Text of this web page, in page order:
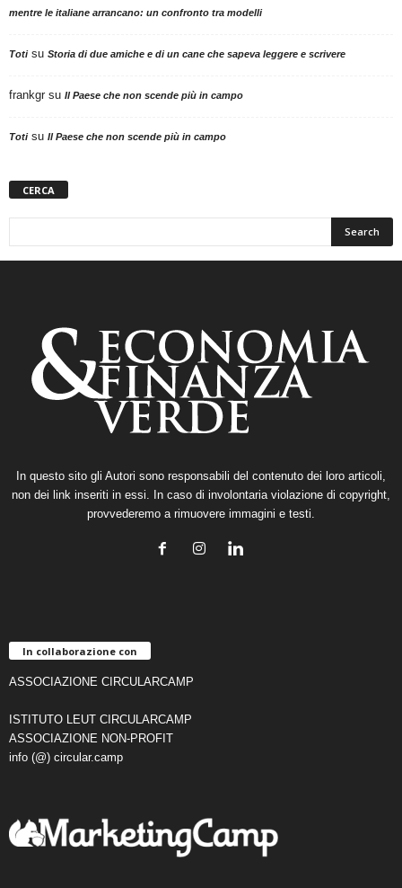
mentre le italiane arrancano: un confronto tra modelli
Totisu Storia di due amiche e di un cane che sapeva leggere e scrivere
frankgr su Il Paese che non scende più in campo
Totisu Il Paese che non scende più in campo
CERCA
In questo sito gli Autori sono responsabili del contenuto dei loro articoli,
non dei link inseriti in essi. In caso di involontaria violazione di copyright,
provvederemo a rimuovere immagini e testi.
In collaborazione con
ASSOCIAZIONE CIRCULARCAMP
ISTITUTO LEUT CIRCULARCAMP
ASSOCIAZIONE NON-PROFIT
info (@) circular.camp